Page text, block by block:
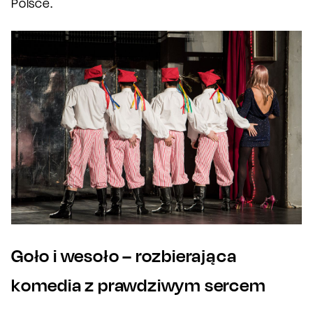
Goło i wesoło – rozbierająca
komedia z prawdziwym sercem